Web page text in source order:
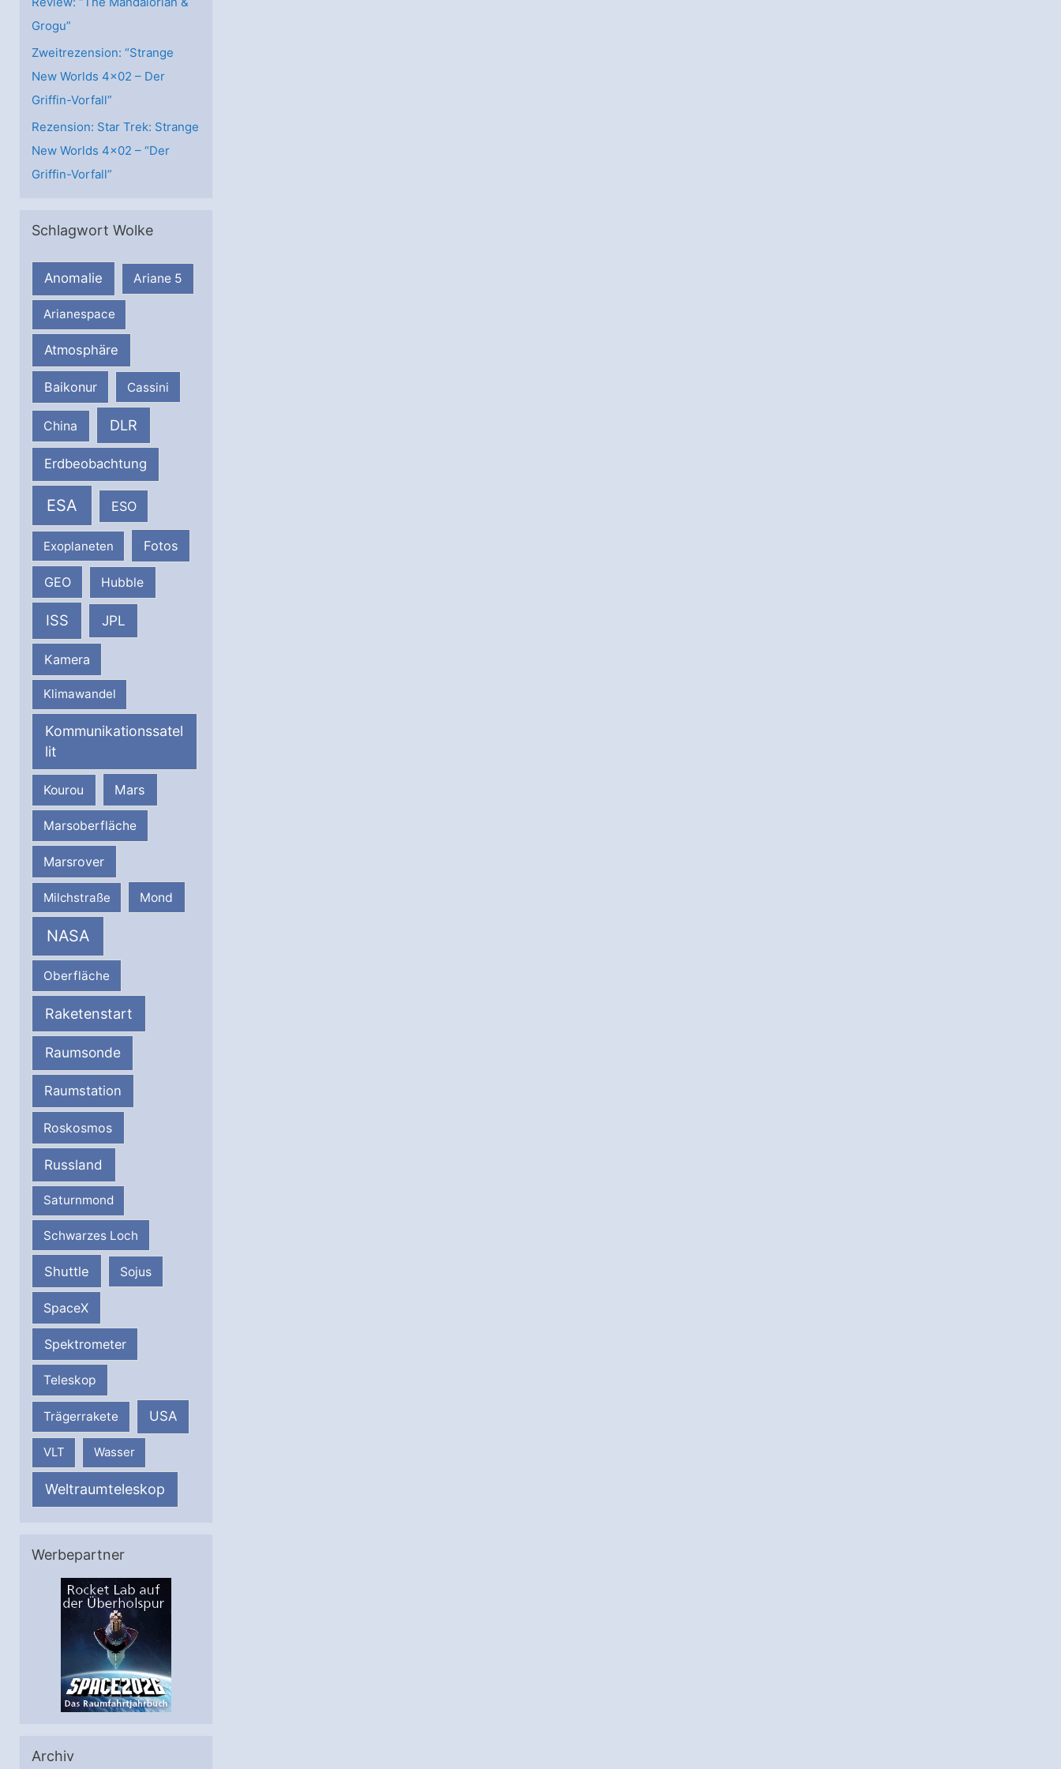
Grogu”
Zweitrezension: “Strange
New Worlds 4×02 – Der
Griffin-Vorfall”
Rezension: Star Trek: Strange
New Worlds 4×02 – “Der
Griffin-Vorfall”
Schlagwort Wolke
Anomalie Ariane 5
Arianespace
Atmosphäre
Baikonur Cassini
China DLR
Erdbeobachtung
ESA ESO
Exoplaneten Fotos
GEO Hubble
ISS JPL
Kamera
Klimawandel
Kommunikationssatel
lit
Kourou Mars
Marsoberfläche
Marsrover
Milchstraße Mond
NASA
Oberfläche
Raketenstart
Raumsonde
Raumstation
Roskosmos
Russland
Saturnmond
Schwarzes Loch
Shuttle Sojus
SpaceX
Spektrometer
Teleskop
Trägerrakete USA
VLT Wasser
Weltraumteleskop
Werbepartner
Archiv